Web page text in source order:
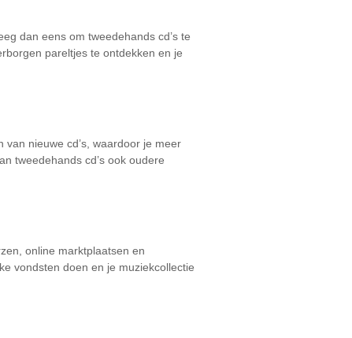
dan eens om tweedehands cd’s te
pareltjes te ontdekken en je
nieuwe cd’s, waardoor je meer
tweedehands cd’s ook oudere
online marktplaatsen en
vondsten doen en je muziekcollectie